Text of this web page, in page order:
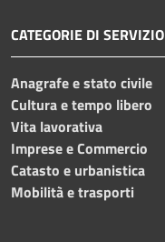
CATEGORIE DI SERVIZIO
Anagrafe e stato civile
Cultura e tempo libero
Vita lavorativa
Imprese e Commercio
Catasto e urbanistica
Mobilità e trasporti